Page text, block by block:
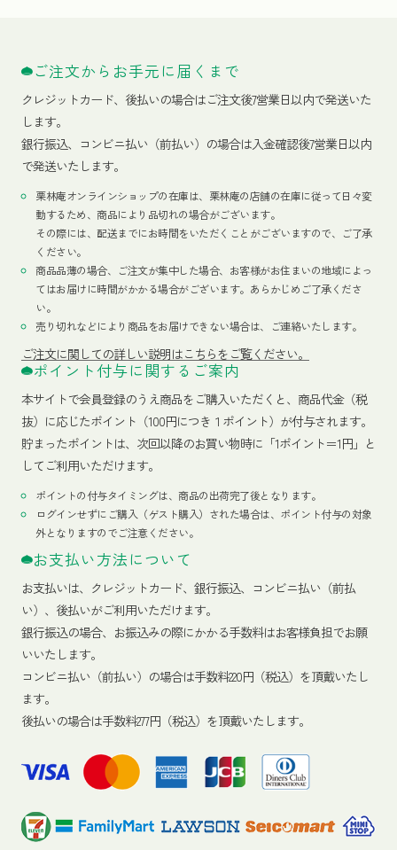
ご注文からお手元に届くまで
クレジットカード、 後払いの場合はご注文後7営業日以内で発送いた
します。
銀行振込、コンビニ払い（前払い）の場合は入金確認後7営業日以内
で発送いたします。
栗林庵オンラインショップの在庫は、栗林庵の店舗の在庫に従って日々変
動するため、商品により品切れの場合がございます。
その際には、配送までにお時間をいただくことがございますので、ご了承
ください。
商品品薄の場合、ご注文が集中した場合、お客様がお住まいの地域によっ
てはお届けに時間がかかる場合がございます。あらかじめご了承くださ
い。
売り切れなどにより商品をお届けできない場合は、ご連絡いたします。
ご注文に関しての詳しい説明はこちらをご覧ください。
ポイント付与に関するご案内
本サイトで会員登録のうえ商品をご購入いただくと、商品代金（税
抜）に応じたポイント（100円につき１ポイント）が付与されます。
貯まったポイントは、次回以降のお買い物時に「1ポイント＝1円」と
してご利用いただけます。
ポイントの付与タイミングは、商品の出荷完了後となります。
ログインせずにご購入（ゲスト購入）された場合は、ポイント付与の対象
外となりますのでご注意ください。
お支払い方法について
お支払いは、クレジットカード、銀行振込、コンビニ払い（前払
い）、後払いがご利用いただけます。
銀行振込の場合、お振込みの際にかかる手数料はお客様負担でお願
いいたします。
コンビニ払い（前払い）の場合は手数料220円（税込）を頂戴いたし
ます。
後払いの場合は手数料277円（税込）を頂戴いたします。